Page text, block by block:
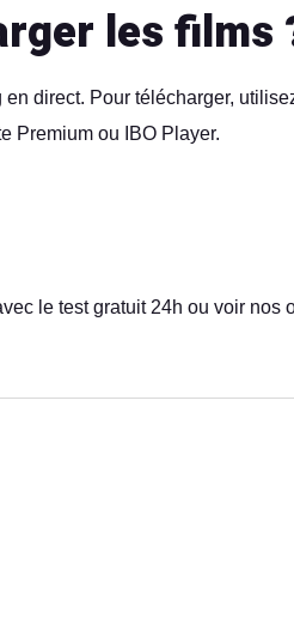
les films
en direct. Pour télécharger,
Premium ou IBO Player.
le test gratuit 24h ou voir nos